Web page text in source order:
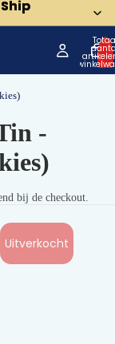
0
-
bij de checkout.
Uitverkocht